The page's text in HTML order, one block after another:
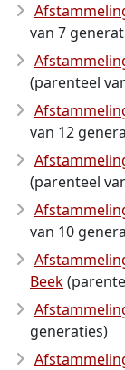
van 7
(parenteel
van 12
(parenteel
van 10
Beek
generaties)